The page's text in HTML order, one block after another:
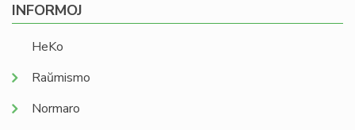
INFORMOJ
HeKo
Raŭmismo
Normaro